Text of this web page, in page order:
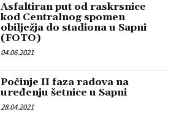
Asfaltiran put od raskrsnice
kod Centralnog spomen
obilježja do stadiona u Sapni
(FOTO)
04.06.2021
Počinje II faza radova na
uređenju šetnice u Sapni
28.04.2021